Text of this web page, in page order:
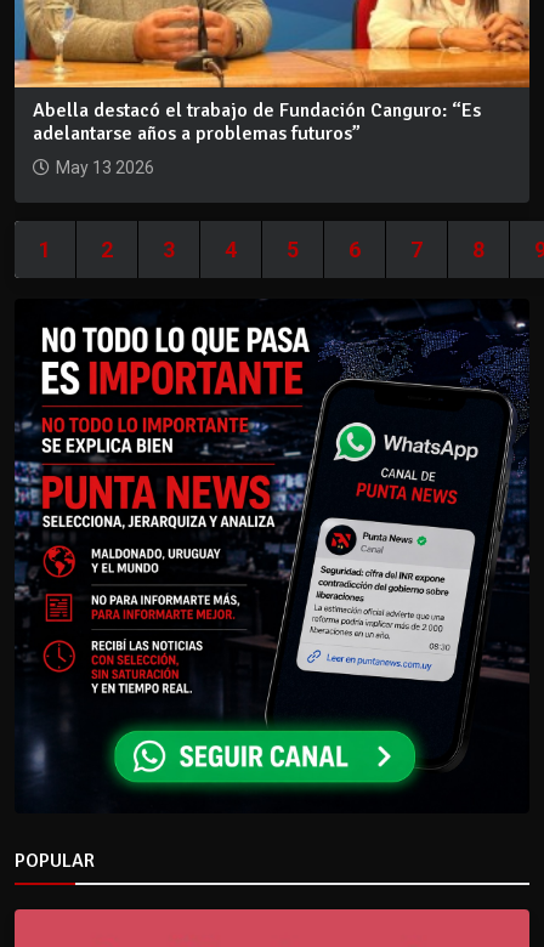
Abella destacó el trabajo de Fundación Canguro: “Es
adelantarse años a problemas futuros”
May 13 2026
1 2 3 4 5 6 7 8
POPULAR